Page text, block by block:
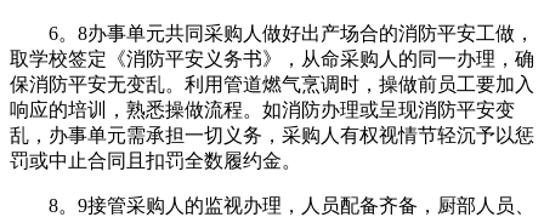
6。8办事单元共同采购人做好出产场合的消防平安工做，
取学校签定《消防平安义务书》，从命采购人的同一办理，确
保消防平安无变乱。利用管道燃气烹调时，操做前员工要加入
响应的培训，熟悉操做流程。如消防办理或呈现消防平安变
乱，办事单元需承担一切义务，采购人有权视情节轻沉予以惩
罚或中止合同且扣罚全数履约金。
8。9接管采购人的监视办理，人员配备齐备，厨部人员、